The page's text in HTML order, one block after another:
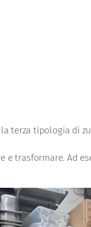
terza tipologia di
trasformare. Ad